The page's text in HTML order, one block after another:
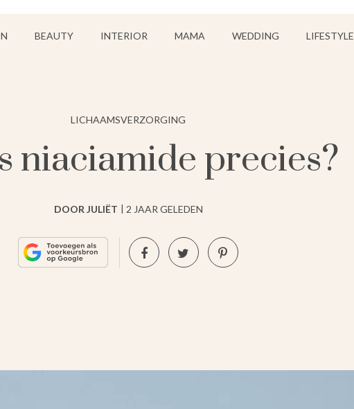
BEAUTY INTERIOR MAMA WEDDING LIFESTYLE
LICHAAMSVERZORGING
niaciamide precies?
DOOR JULIËT 2 JAAR GELEDEN